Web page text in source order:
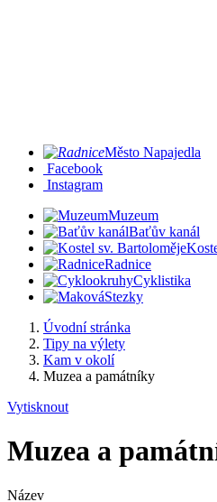
Město Napajedla
Facebook
Instagram
Muzeum
Baťův kanál
Radnice
Cyklistika
Stezky
Úvodní stránka
Tipy na výlety
Kam v okolí
Muzea a památníky
Vytisknout
Muzea a
Název